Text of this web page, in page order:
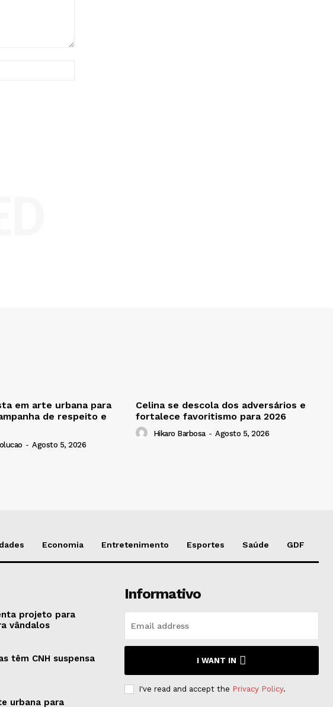
em arte urbana para
de respeito e
- Agosto 5, 2026
Celina se descola dos adversários e
fortalece favoritismo para 2026
Hikaro Barbosa - Agosto 5, 2026
Economia Entretenimento Esportes Saúde GDF
projeto para
vândalos
têm CNH suspensa
urbana para
Informativo
I WANT IN
I've read and accept the Privacy Policy.